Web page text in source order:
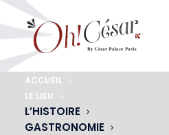
ACCUEIL
LE LIEU
L’HISTOIRE
GASTRONOMIEAccueil